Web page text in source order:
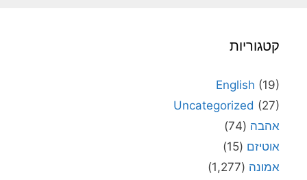
קטגוריות
English (19)
Uncategorized (27)
אהבה (74)
אוטיזם (15)
אמונה (1,277)